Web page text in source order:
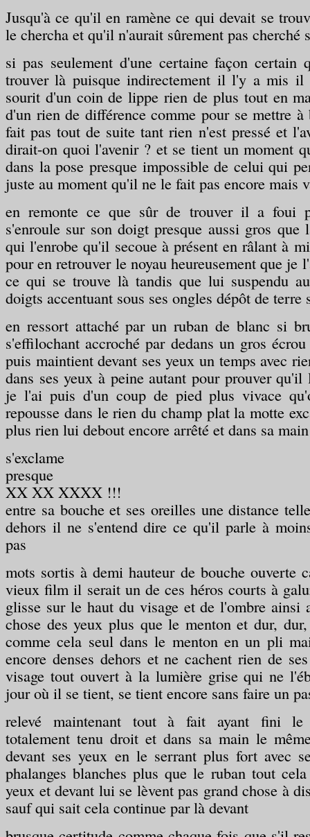
Jusqu'à ce qu'il en ramène ce qui devait se
le chercha et qu'il n'aurait sûrement pas cherché
si pas seulement d'une certaine façon certain
trouver là puisque indirectement il l'y a mis
sourit d'un coin de lippe rien de plus tout en
d'un rien de différence comme pour se mettre
fait pas tout de suite tant rien n'est pressé et
dirait-on quoi l'avenir ? et se tient un moment
dans la pose presque impossible de celui qui
juste au moment qu'il ne le fait pas encore mais
en remonte ce que sûr de trouver il a foui
s'enroule sur son doigt presque aussi gros que
qui l'enrobe qu'il secoue à présent en râlant à
pour en retrouver le noyau heureusement que je
ce qui se trouve là tandis que lui suspendu
doigts accentuant sous ses ongles dépôt de terre
en ressort attaché par un ruban de blanc si
s'effilochant accroché par dedans un gros
puis maintient devant ses yeux un temps avec
dans ses yeux à peine autant pour prouver
je l'ai puis d'un coup de pied plus vivace
repousse dans le rien du champ plat la motte
plus rien lui debout encore arrêté et dans sa main
s'exclame
presque
XX XX XXXX !!!
entre sa bouche et ses oreilles une distance
dehors il ne s'entend dire ce qu'il parle à
pas
mots sortis à demi hauteur de bouche ouverte
vieux film il serait un de ces héros courts à
glisse sur le haut du visage et de l'ombre ainsi
chose des yeux plus que le menton et dur,
comme cela seul dans le menton en un pli
encore denses dehors et ne cachent rien de
visage tout ouvert à la lumière grise qui ne
jour où il se tient, se tient encore sans faire un
relevé maintenant tout à fait ayant fini le
totalement tenu droit et dans sa main le
devant ses yeux en le serrant plus fort avec
phalanges blanches plus que le ruban tout
yeux et devant lui se lèvent pas grand chose à
sauf qui sait cela continue par là devant